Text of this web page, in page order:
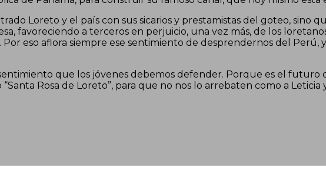
Loreto y el país con sus sicarios y prestamistas del goteo,
favoreciendo a terceros en perjuicio, una vez más, de los
eso aflora siempre ese sentimiento de desprendernos del Perú,
que los jóvenes debemos defender. Porque es el
Rosa de Loreto”, para que no nos lo arrebaten como a Leticia